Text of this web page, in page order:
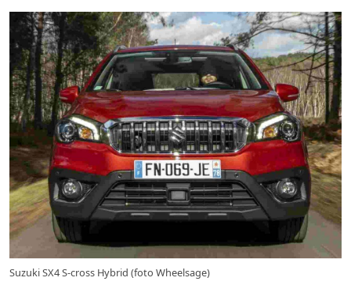
Suzuki SX4 S-cross Hybrid (foto Wheelsage)